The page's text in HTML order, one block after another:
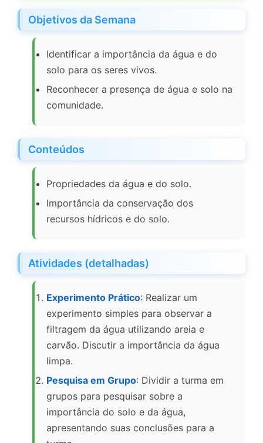
Objetivos da Semana
Identificar a importância da água e do
solo para os seres vivos.
Reconhecer a presença de água e solo na
comunidade.
Conteúdos
Propriedades da água e do solo.
Importância da conservação dos
recursos hídricos e do solo.
Atividades (detalhadas)
Experimento Prático: Realizar um
experimento simples para observar a
filtragem da água utilizando areia e
carvão. Discutir a importância da água
limpa.
Pesquisa em Grupo: Dividir a turma em
grupos para pesquisar sobre a
importância do solo e da água,
apresentando suas conclusões para a